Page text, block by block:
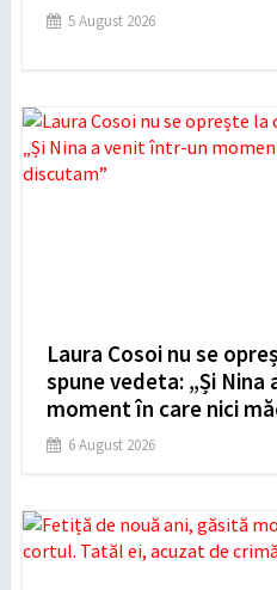
5 August 2026
Laura Cosoi nu se
spune vedeta: „Și
moment în care nici
6 August 2026